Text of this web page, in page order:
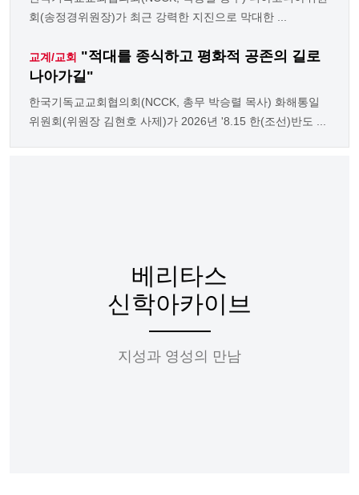
회(송정경위원장)가 최근 강력한 지진으로 막대한 ...
교계/교회 "적대를 종식하고 평화적 공존의 길로
나아가길"
한국기독교교회협의회(NCCK, 총무 박승렬 목사) 화해통일
위원회(위원장 김현호 사제)가 2026년 '8.15 한(조선)반도 ...
베리타스
신학아카이브
지성과 영성의 만남